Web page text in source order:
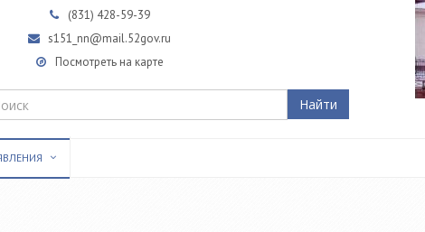
(831) 428-59-39
s151_nn@mail.52gov.ru
Посмотреть на карте
Найти